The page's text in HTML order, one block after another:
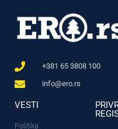
+381 65 3808 100
info@ero.rs
VESTI
Politika